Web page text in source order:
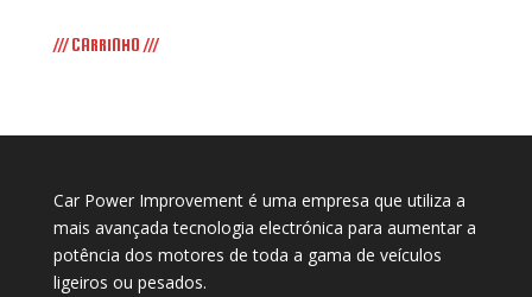
/// CARRINHO ///
Car Power Improvement é uma empresa que utiliza a
mais avançada tecnologia electrónica para aumentar a
potência dos motores de toda a gama de veículos
ligeiros ou pesados.